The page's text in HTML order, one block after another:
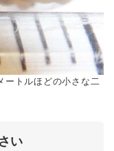
ートルほどの小さな二
い